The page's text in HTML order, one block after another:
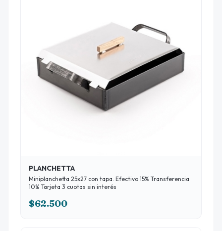
PLANCHETTA
Miniplanchetta 25x27 con tapa. Efectivo 15% Transferencia
10% Tarjeta 3 cuotas sin interés
$62.500